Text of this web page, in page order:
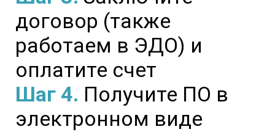
договор (также
работаем в ЭДО) и
оплатите счет
Шаг 4. Получите ПО в
электронном виде